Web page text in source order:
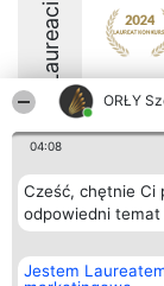
ORŁY
04:08
Cześć, chętnie Ci
odpowiedni temat
Jestem
Laureaci
Organizator
Bright Side Solutions sp.
ul. Ruska 22
Wrocław 50-079